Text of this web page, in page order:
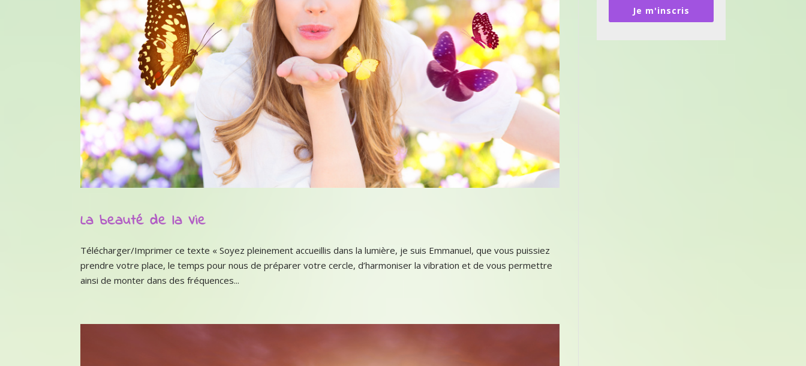
La beauté de la Vie
Télécharger/Imprimer ce texte « Soyez pleinement accueillis dans la lumière, je suis Emmanuel, que vous puissiez
prendre votre place, le temps pour nous de préparer votre cercle, d’harmoniser la vibration et de vous permettre
ainsi de monter dans des fréquences...
Je m'inscris